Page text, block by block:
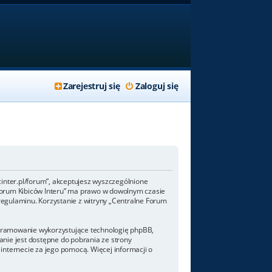
Zaloguj się
Zarejestruj się
forum”, akceptujesz wyszczególnione
Kibiców Interu” ma prawo w dowolnym czasie
Korzystanie z witryny „Centralne Forum
wykorzystujące technologię phpBB,
jest dostępne do pobrania ze strony
za jego pomocą. Więcej informacji o